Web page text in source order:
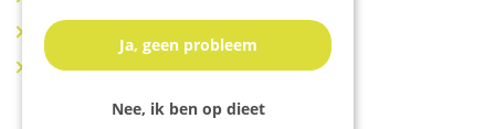
Makelaar Schoonhoven
Makelaar Hoef en Haag
Ja, geen probleem
Nee, ik ben op dieet